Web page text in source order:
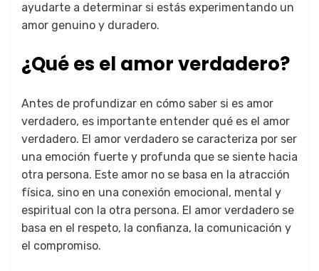
ayudarte a determinar si estás experimentando un
amor genuino y duradero.
¿Qué es el amor verdadero?
Antes de profundizar en cómo saber si es amor
verdadero, es importante entender qué es el amor
verdadero. El amor verdadero se caracteriza por ser
una emoción fuerte y profunda que se siente hacia
otra persona. Este amor no se basa en la atracción
física, sino en una conexión emocional, mental y
espiritual con la otra persona. El amor verdadero se
basa en el respeto, la confianza, la comunicación y
el compromiso.